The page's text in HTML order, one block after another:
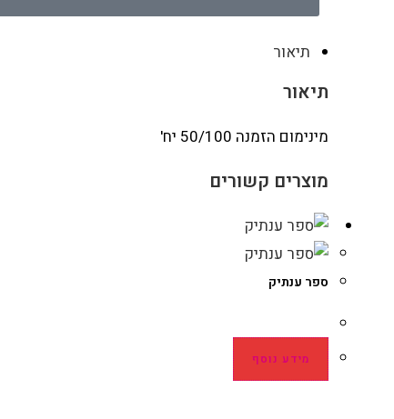
תיאור
תיאור
מינימום הזמנה 50/100 יח'
מוצרים קשורים
ספר ענתיק
מידע נוסף